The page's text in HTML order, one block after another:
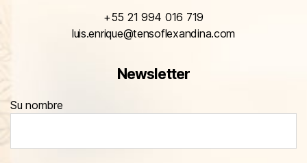
+55 21 994 016 719
luis.enrique@tensoflexandina.com
Newsletter
Su nombre